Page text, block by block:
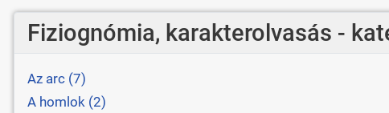
Fiziognómia, karakterolvasás -
Az arc (7)
A homlok (2)